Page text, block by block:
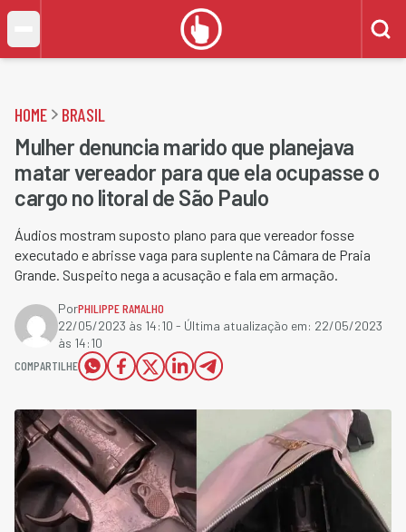
HOME BRASIL
Mulher denuncia marido que planejava
matar vereador para que ela ocupasse o
cargo no litoral de São Paulo
Áudios mostram suposto plano para que vereador fosse
executado e abrisse vaga para suplente na Câmara de Praia
Grande. Suspeito nega a acusação e fala em armação.
PorPHILIPPE RAMALHO
22/05/2023 às 14:10 - Última atualização em: 22/05/2023
às 14:10
COMPARTILHE